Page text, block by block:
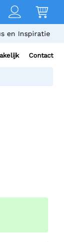
en Inspiratie
Contact